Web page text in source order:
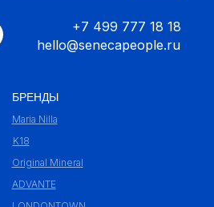
БРЕНДЫ
Maria Nilla
K18
Original Mineral
ADVANTE
hello@senecapeople.ru
+7 499 777 18 18